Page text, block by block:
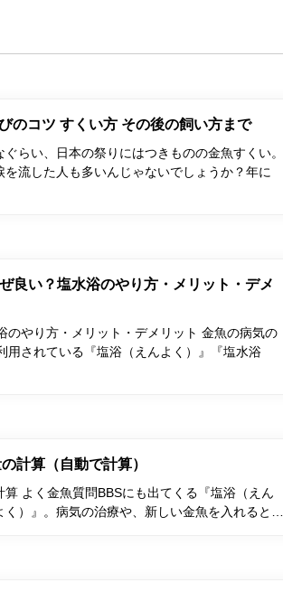
のコツ すくい方 その後の飼い方まで
らい、日本の祭りにはつきものの金魚すくい。
流した人も多いんじゃないでしょうか？年に
良い？塩水浴のやり方・メリット・デメ
のやり方・メリット・デメリット 金魚の病気の
用されている『塩浴（えんよく）』『塩水浴
計算（自動で計算）
よく金魚質問BBSにも出てくる『塩浴（えん
）』。病気の治療や、新しい金魚を入れると…